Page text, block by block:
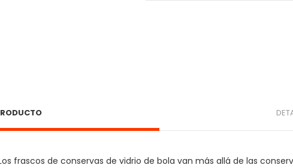
frascos de conservas de vidrio de bola van más allá de las